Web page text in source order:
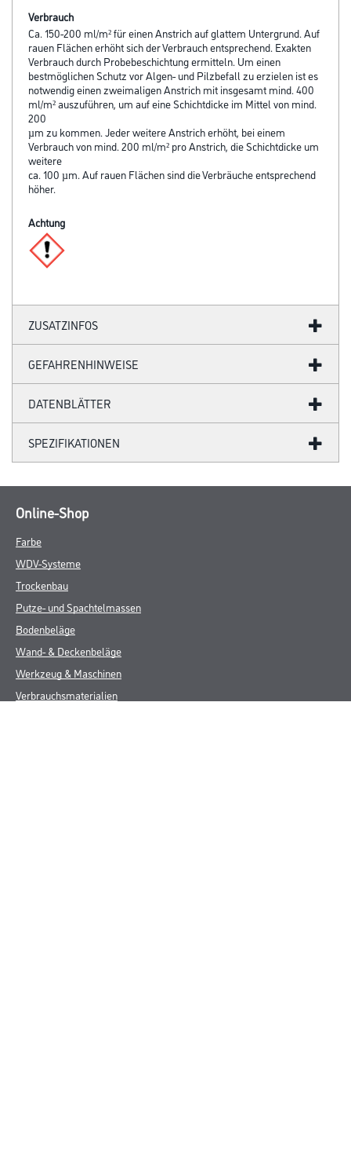
Verbrauch
Ca. 150-200 ml/m² für einen Anstrich auf glattem Untergrund. Auf
rauen Flächen erhöht sich der Verbrauch entsprechend. Exakten
Verbrauch durch Probebeschichtung ermitteln. Um einen
bestmöglichen Schutz vor Algen- und Pilzbefall zu erzielen ist es
notwendig einen zweimaligen Anstrich mit insgesamt mind. 400
ml/m² auszuführen, um auf eine Schichtdicke im Mittel von mind.
200
µm zu kommen. Jeder weitere Anstrich erhöht, bei einem
Verbrauch von mind. 200 ml/m² pro Anstrich, die Schichtdicke um
weitere
ca. 100 µm. Auf rauen Flächen sind die Verbräuche entsprechend
höher.
Achtung
ZUSATZINFOS
GEFAHRENHINWEISE
DATENBLÄTTER
SPEZIFIKATIONEN
Online-Shop
Farbe
WDV-Systeme
Trockenbau
Putze- und Spachtelmassen
Bodenbeläge
Wand- & Deckenbeläge
Werkzeug & Maschinen
Verbrauchsmaterialien